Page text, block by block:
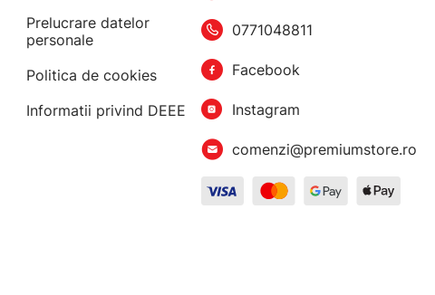
Prelucrare datelor
personale
Politica de cookies
Informatii privind DEEE
0771048811
Facebook
Instagram
comenzi@premiumstore.ro